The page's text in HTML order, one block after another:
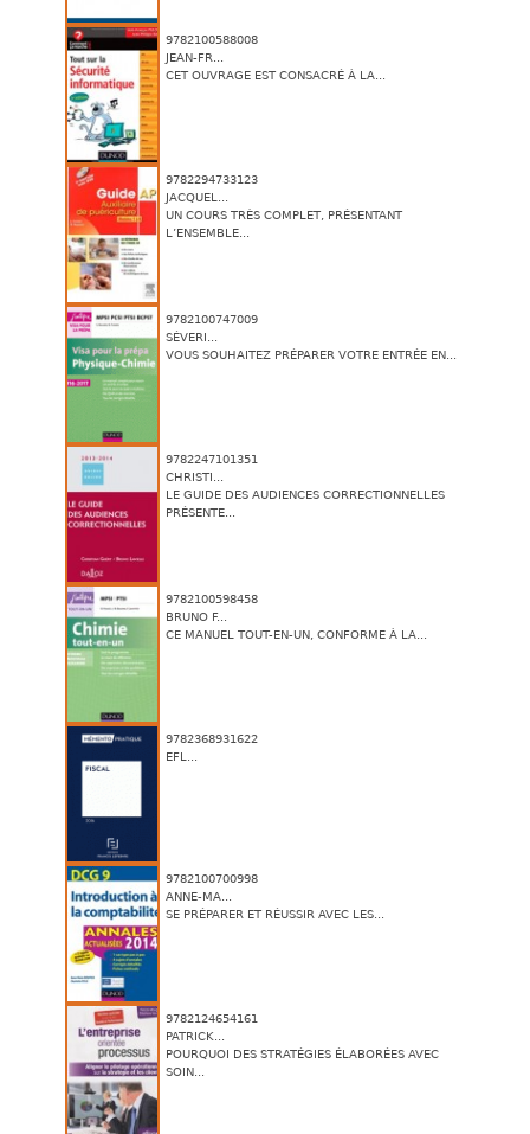
9782100588008
JEAN-FR...
CET OUVRAGE EST CONSACRÉ À LA...
9782294733123
JACQUEL...
UN COURS TRÈS COMPLET, PRÉSENTANT
L’ENSEMBLE...
9782100747009
SÉVERI...
VOUS SOUHAITEZ PRÉPARER VOTRE ENTRÉE EN...
9782247101351
CHRISTI...
LE GUIDE DES AUDIENCES CORRECTIONNELLES
PRÉSENTE...
9782100598458
BRUNO F...
CE MANUEL TOUT-EN-UN, CONFORME À LA...
9782368931622
EFL...
9782100700998
ANNE-MA...
SE PRÉPARER ET RÉUSSIR AVEC LES...
9782124654161
PATRICK...
POURQUOI DES STRATÉGIES ÉLABORÉES AVEC
SOIN...